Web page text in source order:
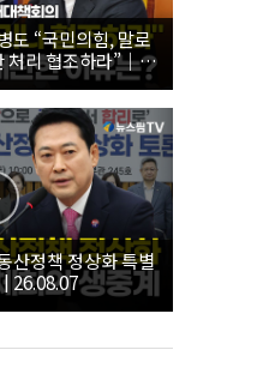
도 “국민의힘, 말로
리 협조하라”｜
내대책회의
산정책 정상화 특별
26.08.07